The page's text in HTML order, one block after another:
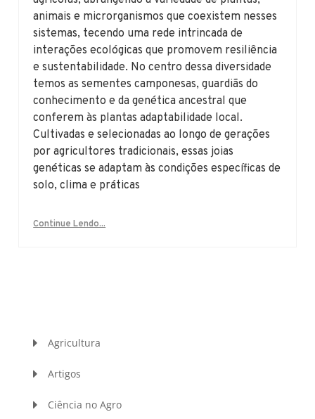
animais e microrganismos que coexistem nesses
sistemas, tecendo uma rede intrincada de
interações ecológicas que promovem resiliência
e sustentabilidade. No centro dessa diversidade
temos as sementes camponesas, guardiãs do
conhecimento e da genética ancestral que
conferem às plantas adaptabilidade local.
Cultivadas e selecionadas ao longo de gerações
por agricultores tradicionais, essas joias
genéticas se adaptam às condições específicas de
solo, clima e práticas
Continue Lendo...
Agricultura
Artigos
Ciência no Agro